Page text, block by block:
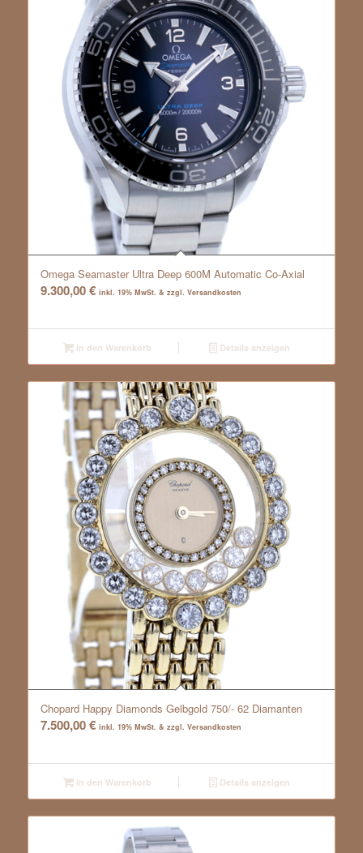
Omega Seamaster Ultra Deep 600M Automatic Co-Axial
9.300,00€ inkl. 19% MwSt. & zzgl. Versandkosten
In den Warenkorb Details anzeigen
Chopard Happy Diamonds Gelbgold 750/- 62 Diamanten
7.500,00€ inkl. 19% MwSt. & zzgl. Versandkosten
In den Warenkorb Details anzeigen